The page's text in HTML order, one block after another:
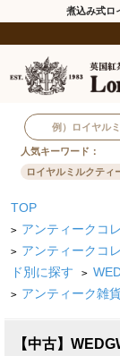
煮込み式ロ
人気キーワード：
ロイヤルミルクティ
TOP
> アンティークコ
> アンティークコ
ド別に探す
>
> アンティーク雑
【中古】